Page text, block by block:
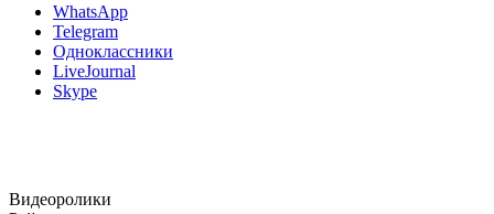
WhatsApp
Telegram
Одноклассники
LiveJournal
Skype
Видеоролики